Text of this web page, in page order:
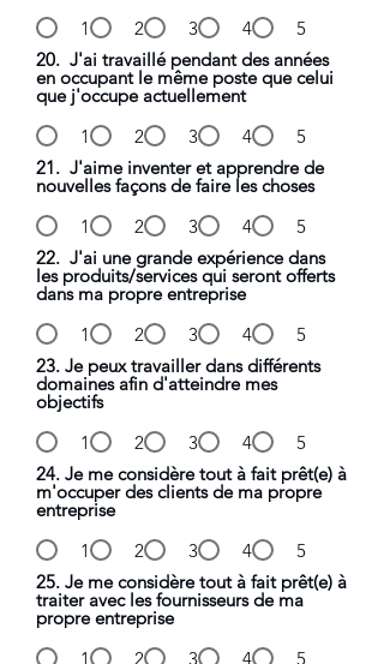
1
2 3 4
5
20. J'ai travaillé pendant des années
en occupant le même poste que celui
que j'occupe actuellement
1
2 3 4
5
21. J'aime inventer et apprendre de
nouvelles façons de faire les choses
1
2 3 4
5
22. J'ai une grande expérience dans
les produits/services qui seront offerts
dans ma propre entreprise
1
2 3 4
5
23. Je peux travailler dans différents
domaines afin d'atteindre mes
objectifs
1
2 3 4
5
24. Je me considère tout à fait prêt(e) à
m'occuper des clients de ma propre
entreprise
1
2 3 4
5
25. Je me considère tout à fait prêt(e) à
traiter avec les fournisseurs de ma
propre entreprise
1
2 3 4 5